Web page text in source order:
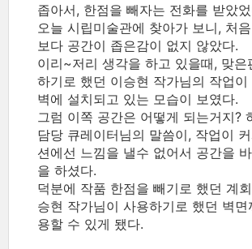
좁아서, 한점을 빼자는 전화를 받았
오늘 시립미술관에 찾아가 보니, 처
보다 공간이 좁은감이 없지 않았다.
이리~저리 생각을 하고 있을때, 맞은
하기로 했던 이승현 작가님의 작업
벽에 설치되고 있는 모습이 보였다.
그럼 이쪽 공간은 어떻게 되는거지?
담당 큐레이터님의 말씀이, 작업이
션에선 느낌을 낼수 없어서 공간을
을 하셨다.
덕분에 작품 한점을 빼기로 했던 계
승현 작가님이 사용하기로 했던 벽
용할 수 있게 됐다.